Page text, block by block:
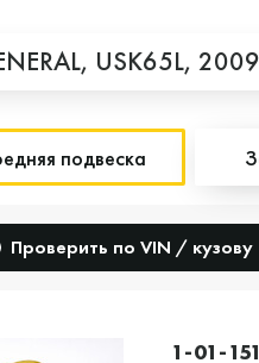
USK65L,
подвеска
Проверить по VIN / кузову
1-01-